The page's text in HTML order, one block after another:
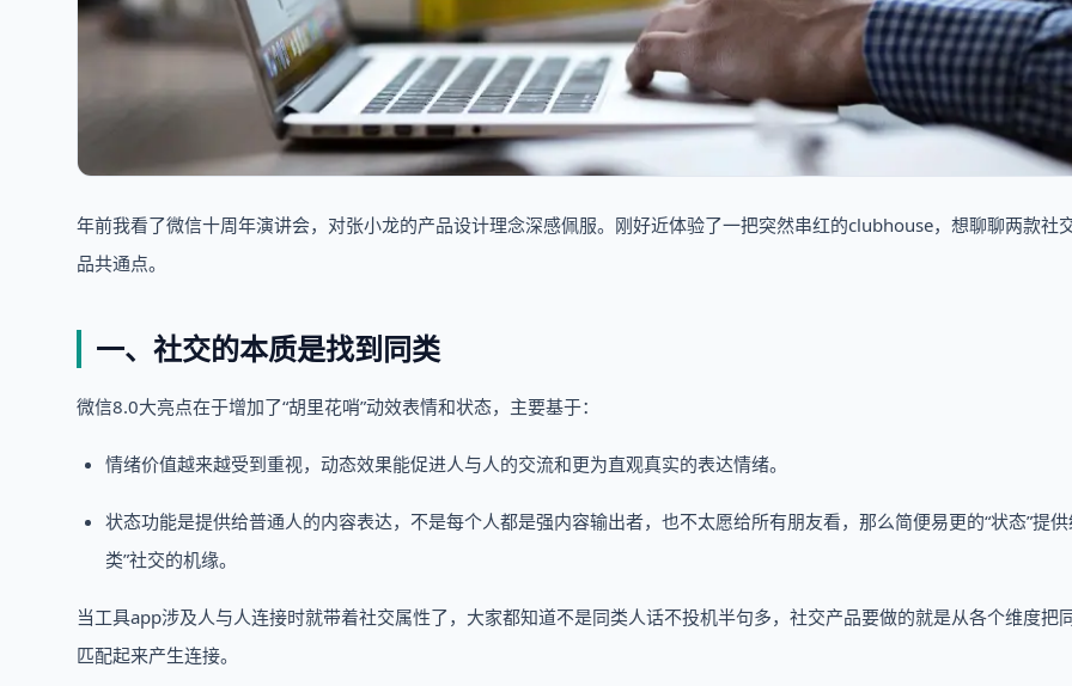
年前我看了微信十周年演讲会，对张小龙的产品设计理念深感佩服。刚好近体验了一把突然串红的clubhouse，想聊聊两款社
品共通点。
一、社交的本质是找到同类
微信8.0大亮点在于增加了“胡里花哨”动效表情和状态，主要基于：
情绪价值越来越受到重视，动态效果能促进人与人的交流和更为直观真实的表达情绪。
状态功能是提供给普通人的内容表达，不是每个人都是强内容输出者，也不太愿给所有朋友看，那么简便易更的“状态”提供
类”社交的机缘。
当工具app涉及人与人连接时就带着社交属性了，大家都知道不是同类人话不投机半句多，社交产品要做的就是从各个维度把
匹配起来产生连接。